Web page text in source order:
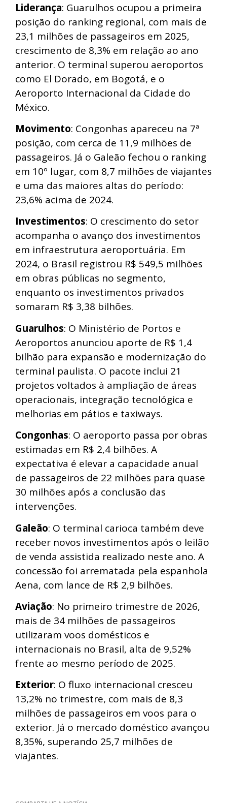
Liderança: Guarulhos ocupou a primeira
posição do ranking regional, com mais de
23,1 milhões de passageiros em 2025,
crescimento de 8,3% em relação ao ano
anterior. O terminal superou aeroportos
como El Dorado, em Bogotá, e o
Aeroporto Internacional da Cidade do
México.
Movimento: Congonhas apareceu na 7ª
posição, com cerca de 11,9 milhões de
passageiros. Já o Galeão fechou o ranking
em 10º lugar, com 8,7 milhões de viajantes
e uma das maiores altas do período:
23,6% acima de 2024.
Investimentos: O crescimento do setor
acompanha o avanço dos investimentos
em infraestrutura aeroportuária. Em
2024, o Brasil registrou R$ 549,5 milhões
em obras públicas no segmento,
enquanto os investimentos privados
somaram R$ 3,38 bilhões.
Guarulhos: O Ministério de Portos e
Aeroportos anunciou aporte de R$ 1,4
bilhão para expansão e modernização do
terminal paulista. O pacote inclui 21
projetos voltados à ampliação de áreas
operacionais, integração tecnológica e
melhorias em pátios e taxiways.
Congonhas: O aeroporto passa por obras
estimadas em R$ 2,4 bilhões. A
expectativa é elevar a capacidade anual
de passageiros de 22 milhões para quase
30 milhões após a conclusão das
intervenções.
Galeão: O terminal carioca também deve
receber novos investimentos após o leilão
de venda assistida realizado neste ano. A
concessão foi arrematada pela espanhola
Aena, com lance de R$ 2,9 bilhões.
Aviação: No primeiro trimestre de 2026,
mais de 34 milhões de passageiros
utilizaram voos domésticos e
internacionais no Brasil, alta de 9,52%
frente ao mesmo período de 2025.
Exterior: O fluxo internacional cresceu
13,2% no trimestre, com mais de 8,3
milhões de passageiros em voos para o
exterior. Já o mercado doméstico avançou
8,35%, superando 25,7 milhões de
viajantes.